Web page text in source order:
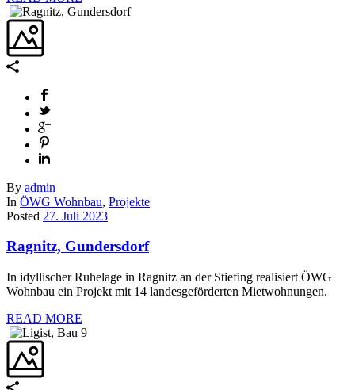
By admin
In ÖWG Wohnbau, Projekte
Posted 27. Juli 2023
Ragnitz, Gundersdorf
In idyllischer Ruhelage in Ragnitz an der Stiefing realisiert ÖWG
Wohnbau ein Projekt mit 14 landesgeförderten Mietwohnungen.
READ MORE